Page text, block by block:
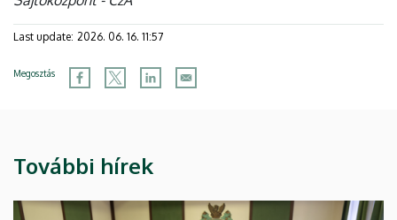
Last update: 2026. 06. 16. 11:57
Megosztás
További hírek